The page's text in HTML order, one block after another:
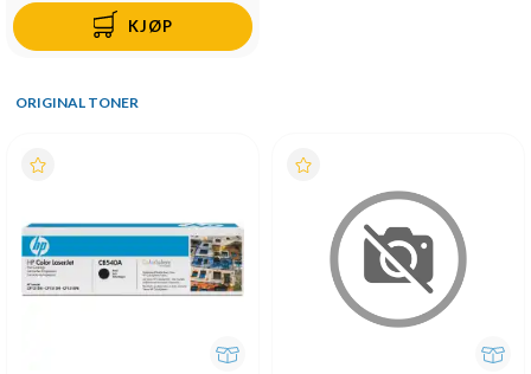
KJØP
ORIGINAL TONER